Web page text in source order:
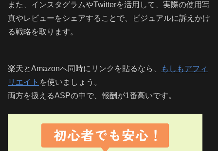
また、インスタグラムやTwitterを活用して、実際の使用写
真やレビューをシェアすることで、ビジュアルに訴えかけ
る戦略を取ります。
楽天とAmazonへ同時にリンクを貼るなら、
もしもアフィ
リエイト を使いましょう。
両方を扱えるASPの中で、報酬が1番高いです。